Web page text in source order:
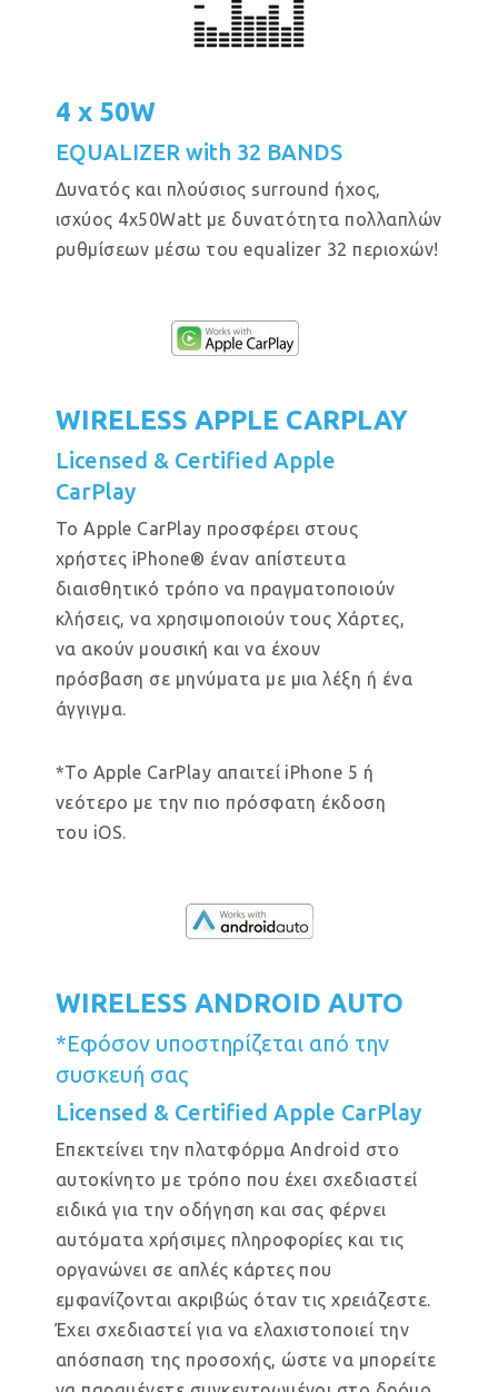
4 x 50W
EQUALIZER with 32 BANDS
Δυνατός και πλούσιος surround ήχος,
ισχύος 4x50Watt με δυνατότητα πολλαπλών
ρυθμίσεων μέσω του equalizer 32 περιοχών!
WIRELESS APPLE CARPLAY
Licensed & Certified Apple
CarPlay
Το Apple CarPlay προσφέρει στους
χρήστες iPhone® έναν απίστευτα
διαισθητικό τρόπο να πραγματοποιούν
κλήσεις, να χρησιμοποιούν τους Χάρτες,
να ακούν μουσική και να έχουν
πρόσβαση σε μηνύματα με μια λέξη ή ένα
άγγιγμα.
*Το Apple CarPlay απαιτεί iPhone 5 ή
νεότερο με την πιο πρόσφατη έκδοση
του iOS.
WIRELESS ANDROID AUTO
*Εφόσον υποστηρίζεται από την
συσκευή σας
Licensed & Certified Apple CarPlay
Επεκτείνει την πλατφόρμα Android στο
αυτοκίνητο με τρόπο που έχει σχεδιαστεί
ειδικά για την οδήγηση και σας φέρνει
αυτόματα χρήσιμες πληροφορίες και τις
οργανώνει σε απλές κάρτες που
εμφανίζονται ακριβώς όταν τις χρειάζεστε.
Έχει σχεδιαστεί για να ελαχιστοποιεί την
απόσπαση της προσοχής, ώστε να μπορείτε